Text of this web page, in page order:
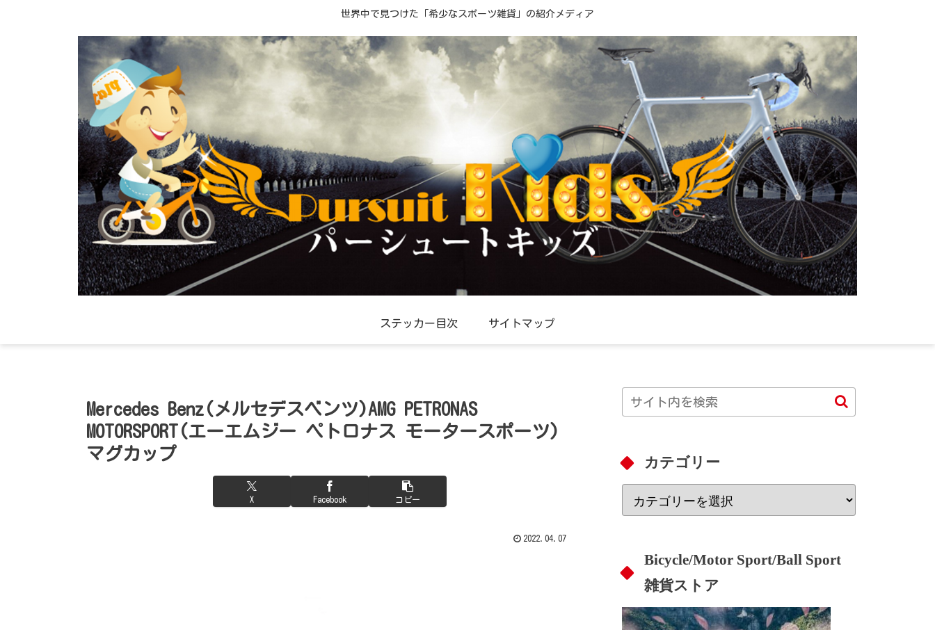
世界中で見つけた「希少なスポーツ雑貨」の紹介メディア
ステッカー目次 サイトマップ
Mercedes Benz(メルセデスベンツ)AMG PETRONAS
MOTORSPORT(エーエムジー ペトロナス モータースポーツ)
マグカップ
X Facebook コピー
2022.04.07
カテゴリー
Bicycle/Motor Sport/Ball Sport
雑貨ストア